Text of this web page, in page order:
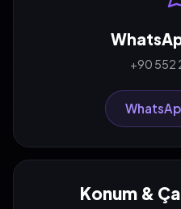
+90 552
Konum &